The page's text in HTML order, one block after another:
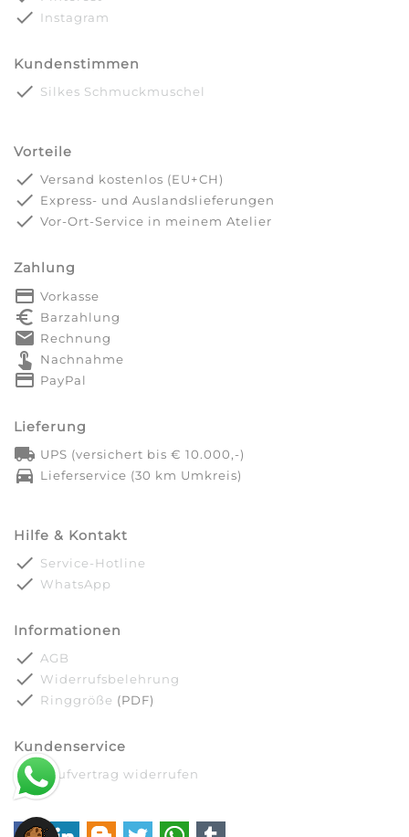
done Instagram
Kundenstimmen
done Silkes Schmuckmuschel
Vorteile
done Versand kostenlos (EU+CH)
done Express- und Auslandslieferungen
done Vor-Ort-Service in meinem Atelier
Zahlung
payment Vorkasse
euro_symbol Barzahlung
markunread Rechnung
touch_app Nachnahme
credit_card PayPal
Lieferung
local_shipping UPS (versichert bis € 10.000,-)
directions_car Lieferservice (30 km Umkreis)
Hilfe & Kontakt
done Service-Hotline
done WhatsApp
Informationen
done AGB
done Widerrufsbelehrung
done Ringgröße (PDF)
Kundenservice
done Kaufvertrag widerrufen